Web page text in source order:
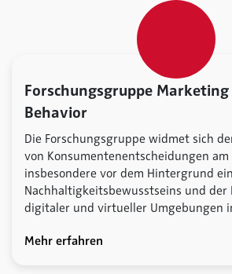
Forschungsgruppe Marketing
Behavior
Die Forschungsgruppe widmet sich
von Konsumentenentscheidungen am
insbesondere vor dem Hintergrund
Nachhaltigkeitsbewusstseins und
digitaler und virtueller Umgebungen
Mehr erfahren